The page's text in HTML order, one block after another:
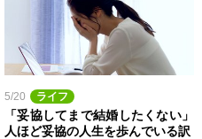
5/20 ライフ
「妥協してまで結婚したくない」
人ほど妥協の人生を歩んでいる訳